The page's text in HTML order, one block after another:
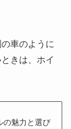
車のように
きは、ホイ
の魅力と選び